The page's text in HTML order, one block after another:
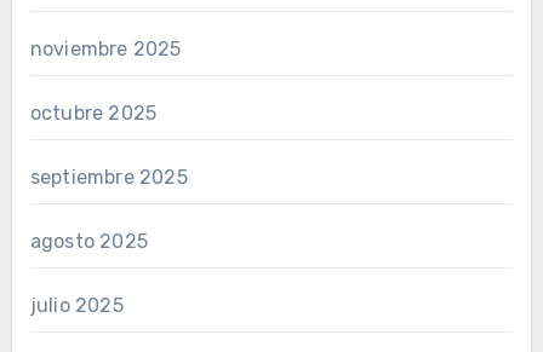
noviembre 2025
octubre 2025
septiembre 2025
agosto 2025
julio 2025